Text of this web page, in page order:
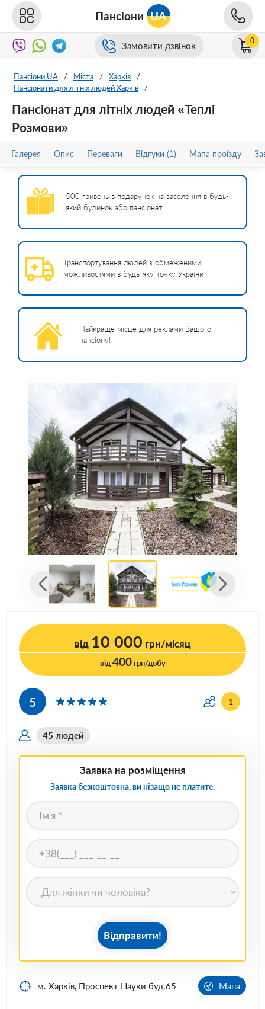
Пансіони UA
Замовити дзвінок 0
Пансіони UA / Міста / Харків
/
Пансіонати для літніх людей Харків
/
Пансіонат для літніх людей «Теплі
Розмови»
Галерея Опис Переваги Відгуки (1) Мапа проїзду
500 гривень в подарунок на заселення в будь-
який будинок або пансіонат
Транспортування людей з обмеженими
можливостями в будь-яку точку України
Найкраще місце для реклами Вашого
пансіону!
від 10 000 грн/місяц
від 400грн/добу
5 1
45 людей
Заявка на розміщення
Заявка безкоштовна, ви нізащо не платите.
Відправити!
м. Харків, Проспект Науки буд.65 Мапа